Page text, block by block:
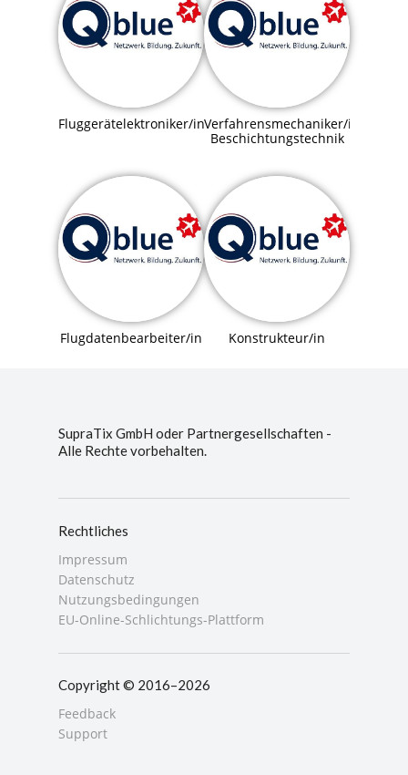
Fluggerätelektroniker/inVerfahrensmechaniker/in
Beschichtungstechnik
Flugdatenbearbeiter/in Konstrukteur/in
SupraTix GmbH oder Partnergesellschaften -
Alle Rechte vorbehalten.
Rechtliches
Impressum
Datenschutz
Nutzungsbedingungen
EU-Online-Schlichtungs-Plattform
Copyright © 2016–2026
Feedback
Support